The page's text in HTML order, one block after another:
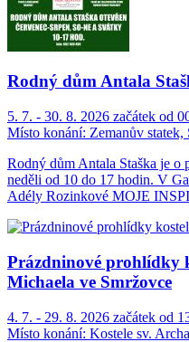
Rodný dům Antala
5. 7. - 30. 8. 2026 začátek od
Místo konání: Zemanův
Rodný dům Antala Staška je o
neděli od 10 do 17 hodin. V
Adély Rozinkové MOJE
Prázdninové prohlídky
Michaela ve Smržovce
4. 7. - 29. 8. 2026 začátek od
Místo konání: Kostele sv.